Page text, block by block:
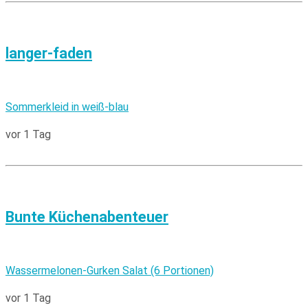
langer-faden
Sommerkleid in weiß-blau
vor 1 Tag
Bunte Küchenabenteuer
Wassermelonen-Gurken Salat (6 Portionen)
vor 1 Tag